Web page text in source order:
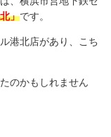
」です。
港北店があり、こち
のかもしれません